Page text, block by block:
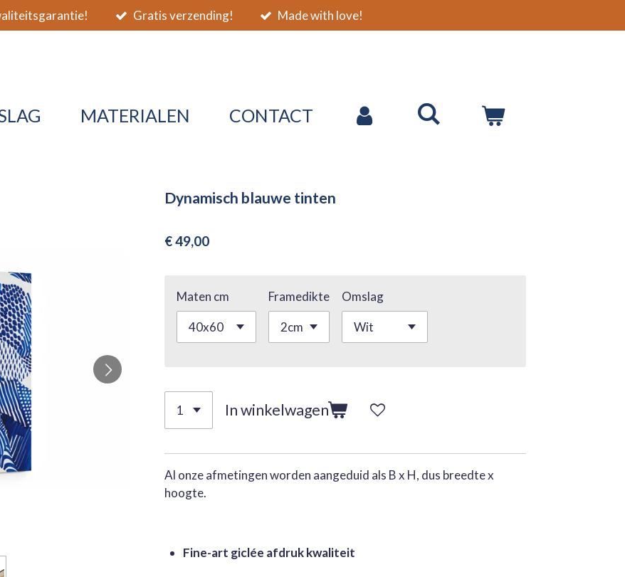
Gratis verzending! Made with love!
MATERIALEN CONTACT
Dynamisch blauwe tinten
€ 49,00
Maten cm Framedikte Omslag
In winkelwagen
Al onze afmetingen worden aangeduid als B x H, dus breedte x
hoogte.
Fine-art giclée afdruk kwaliteit